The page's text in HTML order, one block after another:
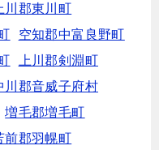
川郡東川町
空知郡中富良野町
上川郡剣淵町
川郡音威子府村
増毛郡増毛町
前郡羽幌町